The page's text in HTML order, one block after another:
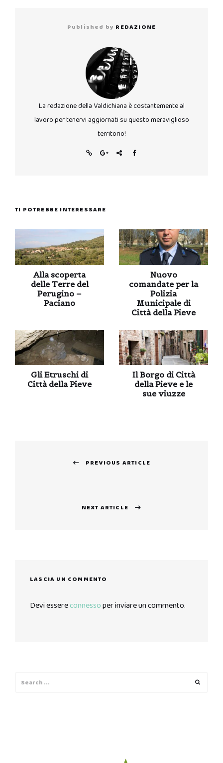
Published by REDAZIONE
La redazione della Valdichiana è costantemente al
lavoro per tenervi aggiornati su questo meraviglioso
territorio!
TI POTREBBE INTERESSARE
Alla scoperta
delle Terre del
Perugino –
Paciano
Nuovo
comandate per la
Polizia
Municipale di
Città della Pieve
Gli Etruschi di
Città della Pieve
Il Borgo di Città
della Pieve e le
sue viuzze
PREVIOUS ARTICLE
NEXT ARTICLE
LASCIA UN COMMENTO
Devi essereconnessoper inviare un commento.
for: